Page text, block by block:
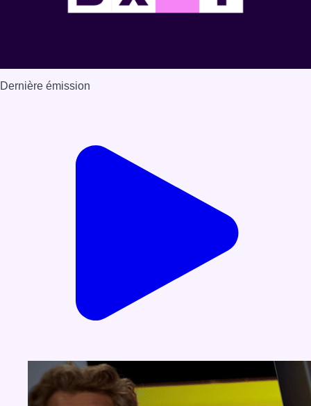
Dernière émission